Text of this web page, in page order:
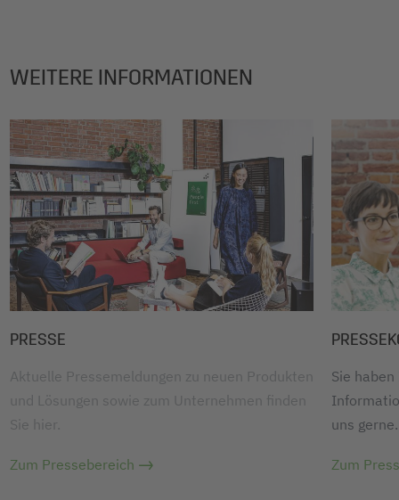
WEITERE INFORMATIONEN
PRESSE
Aktuelle Pressemeldungen zu neuen Produkten
und Lösungen sowie zum Unternehmen finden
Sie hier.
Zum Pressebereich
Sie
uns gerne.
Zum